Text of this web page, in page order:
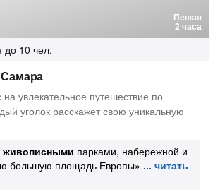
Пешая
2 часа
до 10 чел.
увлекательное путешествие по
уголок расскажет свою уникальную
живописными парками, набережной и
большую площадь Европы»